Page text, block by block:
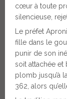
cœur à toute
silencieuse,
Le préfet
fille dans le
punir de son
soit attachée et
plomb jusqu’à
362, alors